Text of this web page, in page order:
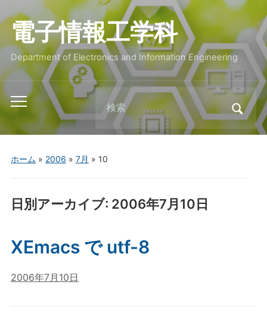
電子情報工学科
Department of Electronics and Information Engineering
Toggle
mobile
menu
Search
for:
ホーム » 2006 » 7月 » 10
日別アーカイブ: 2006年7月10日
XEmacs で utf-8
2006年7月10日